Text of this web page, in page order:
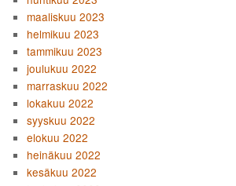
maaliskuu 2023
helmikuu 2023
tammikuu 2023
joulukuu 2022
marraskuu 2022
lokakuu 2022
syyskuu 2022
elokuu 2022
heinäkuu 2022
kesäkuu 2022